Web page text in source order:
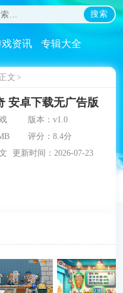
搜索
资讯 专辑大全
文
安卓下载无广告版
版本：v1.0
评分：8.4分
更新时间：2026-07-23